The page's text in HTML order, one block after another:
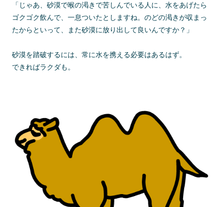
「じゃあ、砂漠で喉の渇きで苦しんでいる人に、水をあげたら
ゴクゴク飲んで、一息ついたとしますね。のどの渇きが収まっ
たからといって、また砂漠に放り出して良いんですか？」
砂漠を踏破するには、常に水を携える必要はあるはず。
できればラクダも。